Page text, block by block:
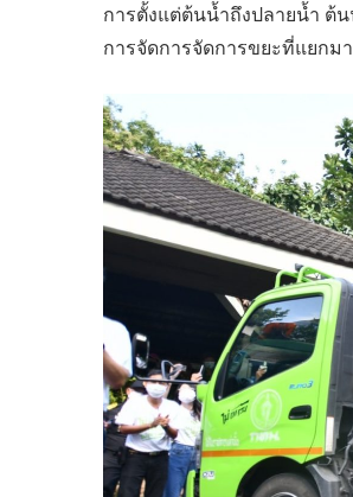
การตั้งแต่ต้นน้ำถึงปลายน้ำ ต้
การจัดการจัดการขยะที่แยกม